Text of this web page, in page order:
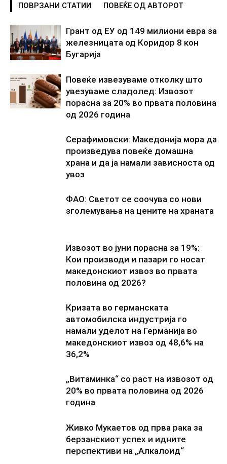
ПОВРЗАНИ СТАТИИ ПОВЕЌЕ ОД АВТОРОТ
Грант од ЕУ од 149 милиони евра за
железницата од Коридор 8 кон
Бугарија
Повеќе извезуваме отколку што
увезуваме сладолед: Извозот
порасна за 20% во првата половина
од 2026 година
Серафимовски: Македонија мора да
произведува повеќе домашна
храна и да ја намали зависноста од
увоз
ФАО: Светот се соочува со нови
зголемувања на цените на храната
Извозот во јуни порасна за 19%:
Кои производи и пазари го носат
македонскиот извоз во првата
половина од 2026?
Кризата во германската
автомобилска индустрија го
намали уделот на Германија во
македонскиот извоз од 48,6% на
36,2%
„Витаминка“ со раст на извозот од
20% во првата половина од 2026
година
Живко Мукаетов од прва рака за
берзанскиот успех и идните
перспективи на „Алкалоид“